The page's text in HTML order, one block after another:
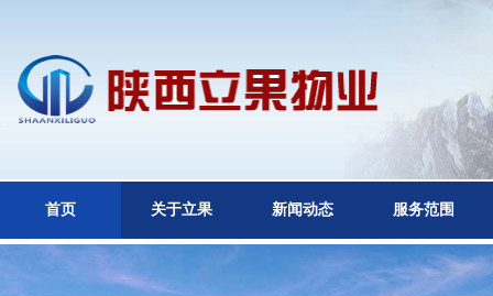
首页 关于立果 新闻动态 服务范围